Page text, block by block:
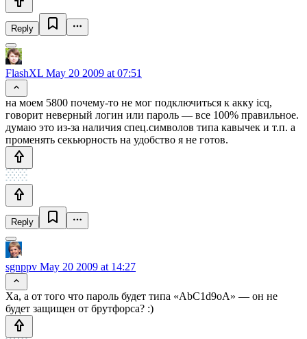
Reply
FlashXL May 20 2009 at 07:51
на моем 5800 почему-то не мог подключиться к акку icq,
говорит неверный логин или пароль — все 100% правильное.
думаю это из-за наличия спец.символов типа кавычек и т.п. а
променять секьюрность на удобство я не готов.
Reply
sgnppv May 20 2009 at 14:27
Ха, а от того что пароль будет типа «AbC1d9oA» — он не
будет защищен от брутфорса? :)